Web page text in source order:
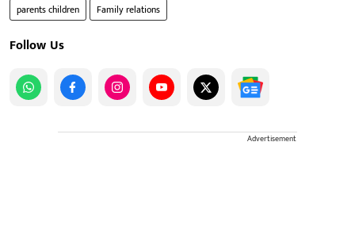
parents children Family relations
Follow Us
Advertisement